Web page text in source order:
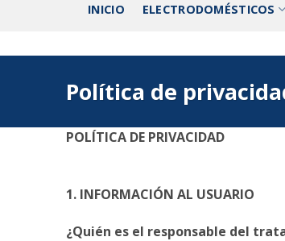
INICIO ELECTRODOMÉSTICOS
Política de
POLÍTICA DE PRIVACIDAD
1. INFORMACIÓN AL USUARIO
¿Quién es el responsable del